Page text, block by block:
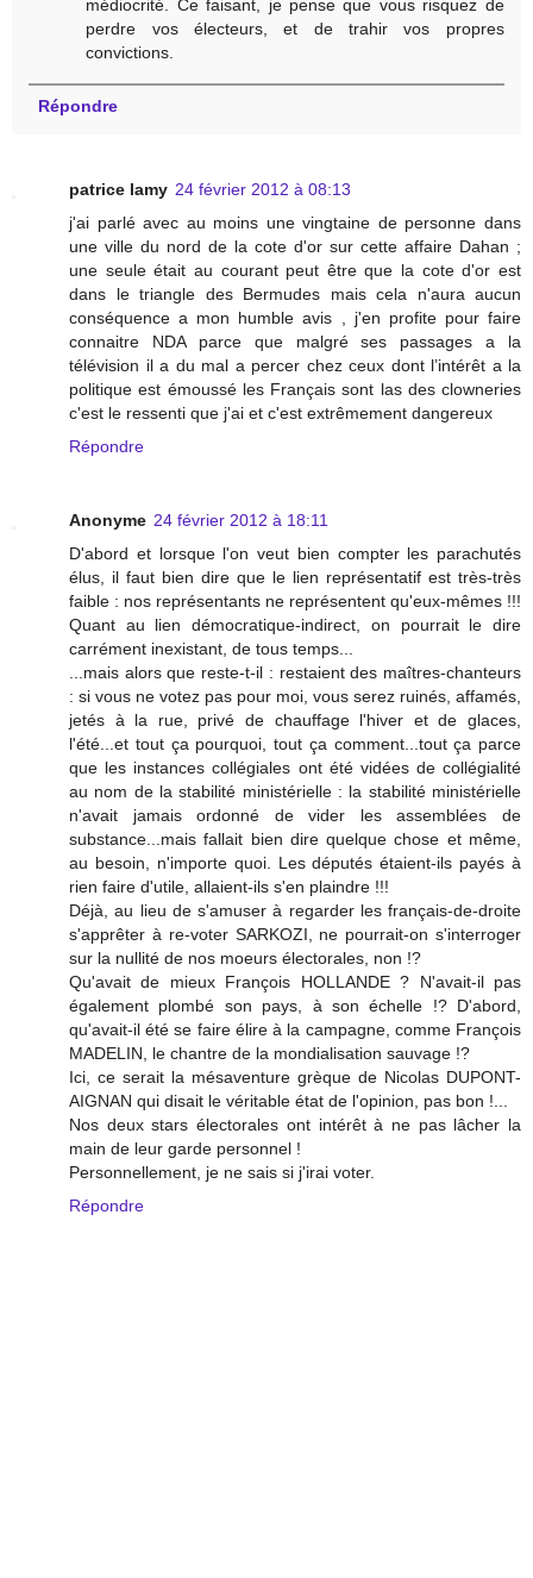
médiocrité. Ce faisant, je pense que vous risquez de
perdre vos électeurs, et de trahir vos propres
convictions.
Répondre
patrice lamy 24 février 2012 à 08:13
j'ai parlé avec au moins une vingtaine de personne dans
une ville du nord de la cote d'or sur cette affaire Dahan ;
une seule était au courant peut être que la cote d'or est
dans le triangle des Bermudes mais cela n'aura aucun
conséquence a mon humble avis , j'en profite pour faire
connaitre NDA parce que malgré ses passages a la
télévision il a du mal a percer chez ceux dont l’intérêt a la
politique est émoussé les Français sont las des clowneries
c'est le ressenti que j'ai et c'est extrêmement dangereux
Répondre
Anonyme 24 février 2012 à 18:11
D'abord et lorsque l'on veut bien compter les parachutés
élus, il faut bien dire que le lien représentatif est très-très
faible : nos représentants ne représentent qu'eux-mêmes !!!
Quant au lien démocratique-indirect, on pourrait le dire
carrément inexistant, de tous temps...
...mais alors que reste-t-il : restaient des maîtres-chanteurs
: si vous ne votez pas pour moi, vous serez ruinés, affamés,
jetés à la rue, privé de chauffage l'hiver et de glaces,
l'été...et tout ça pourquoi, tout ça comment...tout ça parce
que les instances collégiales ont été vidées de collégialité
au nom de la stabilité ministérielle : la stabilité ministérielle
n'avait jamais ordonné de vider les assemblées de
substance...mais fallait bien dire quelque chose et même,
au besoin, n'importe quoi. Les députés étaient-ils payés à
rien faire d'utile, allaient-ils s'en plaindre !!!
Déjà, au lieu de s'amuser à regarder les français-de-droite
s'apprêter à re-voter SARKOZI, ne pourrait-on s'interroger
sur la nullité de nos moeurs électorales, non !?
Qu'avait de mieux François HOLLANDE ? N'avait-il pas
également plombé son pays, à son échelle !? D'abord,
qu'avait-il été se faire élire à la campagne, comme François
MADELIN, le chantre de la mondialisation sauvage !?
Ici, ce serait la mésaventure grèque de Nicolas DUPONT-
AIGNAN qui disait le véritable état de l'opinion, pas bon !...
Nos deux stars électorales ont intérêt à ne pas lâcher la
main de leur garde personnel !
Personnellement, je ne sais si j'irai voter.
Répondre